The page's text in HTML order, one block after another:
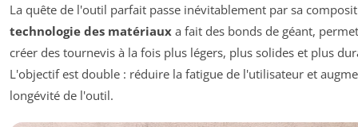
La quête de l'outil parfait passe inévitablement par sa
technologie des matériaux a fait des bonds de géant,
créer des tournevis à la fois plus légers, plus solides et plus
L'objectif est double : réduire la fatigue de l'utilisateur et
longévité de l'outil.